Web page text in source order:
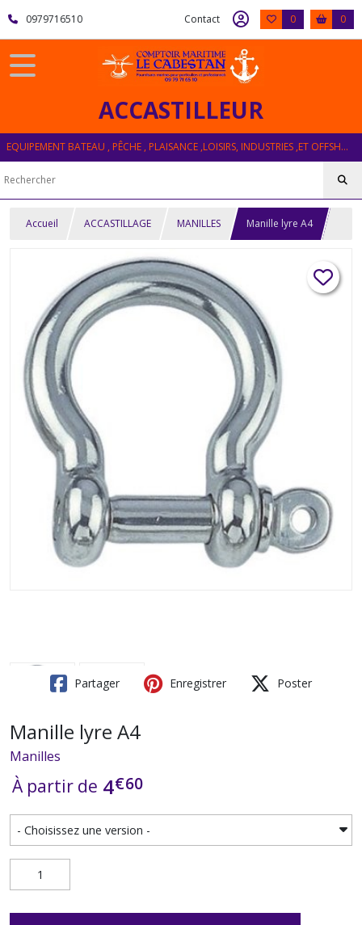
0979716510 Contact 0 0
ACCASTILLEUR
EQUIPEMENT BATEAU , PÊCHE , PLAISANCE ,LOISIRS, INDUSTRIES ,ET OFFSHORE
Accueil ACCASTILLAGE MANILLES Manille lyre A4
Partager Enregistrer Poster
Manille lyre A4
Manilles
À partir de 4€60